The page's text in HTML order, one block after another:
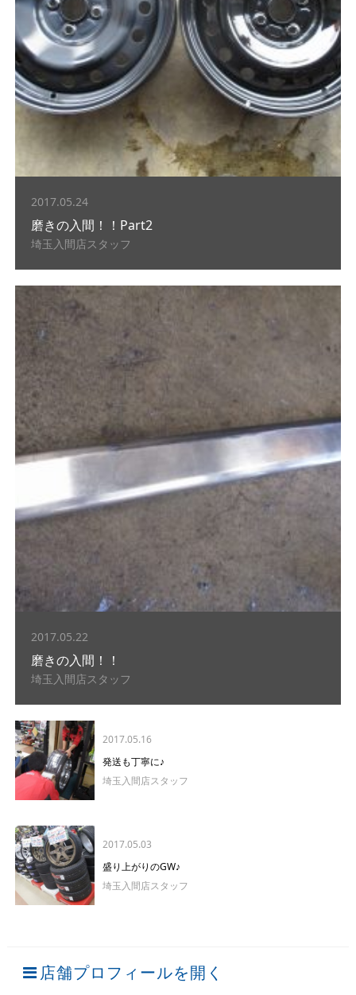
2017.05.24
磨きの入間！！Part2
埼玉入間店スタッフ
2017.05.22
磨きの入間！！
埼玉入間店スタッフ
2017.05.16
発送も丁寧に♪
埼玉入間店スタッフ
2017.05.03
盛り上がりのGW♪
埼玉入間店スタッフ
店舗プロフィールを開く